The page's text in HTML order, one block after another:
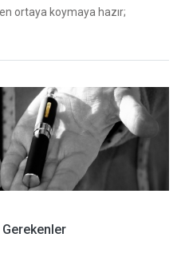
ortaya koymaya hazır;